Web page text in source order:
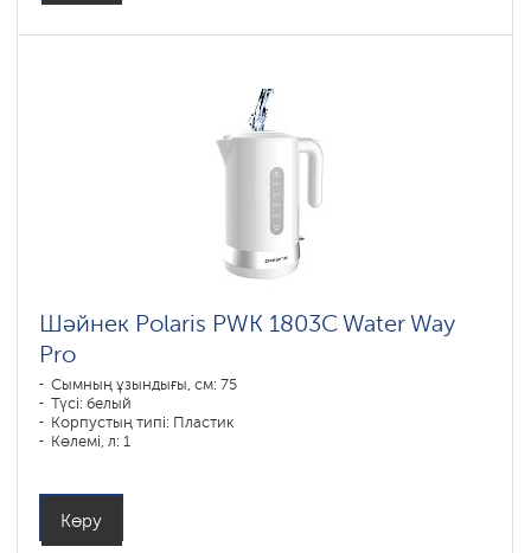
Шәйнек Polaris PWK 1803C Water Way
Pro
Сымның ұзындығы, см: 75
Түсі: белый
Корпустың типі: Пластик
Көлемі, л: 1
Көру